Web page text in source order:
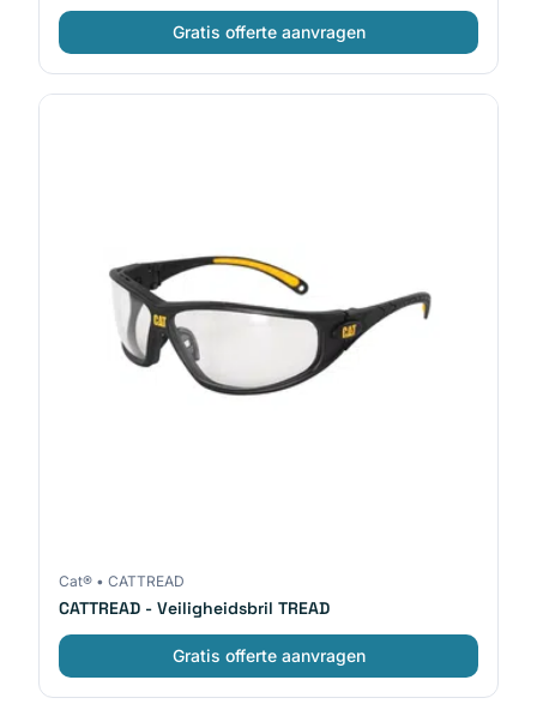
Gratis offerte aanvragen
Cat® • CATTREAD
CATTREAD - Veiligheidsbril TREAD
Gratis offerte aanvragen